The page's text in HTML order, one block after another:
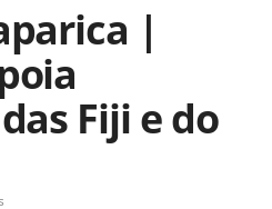
|
Fiji e do